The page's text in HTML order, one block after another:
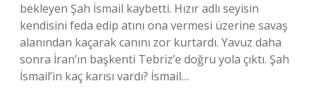
bekleyen Şah İsmail kaybetti. Hızır adlı seyisin
kendisini feda edip atını ona vermesi üzerine savaş
alanından kaçarak canını zor kurtardı. Yavuz daha
sonra İran’ın başkenti Tebriz’e doğru yola çıktı. Şah
İsmail’in kaç karısı vardı? İsmail…